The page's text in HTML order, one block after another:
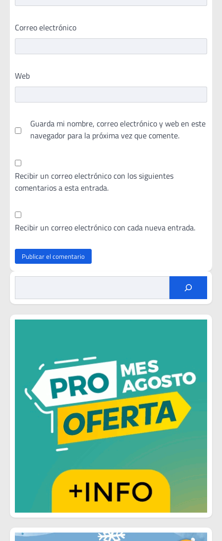
Correo electrónico
Web
Guarda mi nombre, correo electrónico y web en este
navegador para la próxima vez que comente.
Recibir un correo electrónico con los siguientes
comentarios a esta entrada.
Recibir un correo electrónico con cada nueva entrada.